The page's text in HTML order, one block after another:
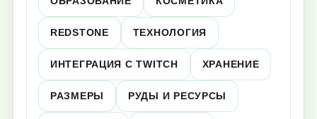
REDSTONE ТЕХНОЛОГИЯ
ИНТЕГРАЦИЯ С TWITCH ХРАНЕНИЕ
РАЗМЕРЫ РУДЫ И РЕСУРСЫ